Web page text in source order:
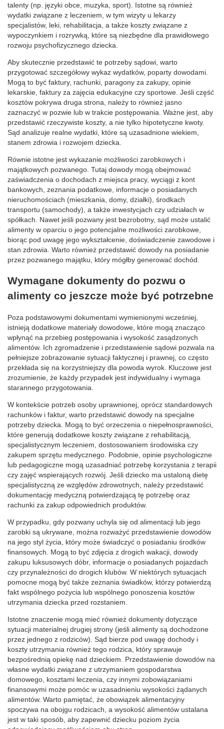
talenty (np. języki obce, muzyka, sport). Istotne są również
wydatki związane z leczeniem, w tym wizyty u lekarzy
specjalistów, leki, rehabilitacja, a także koszty związane z
wypoczynkiem i rozrywką, które są niezbędne dla prawidłowego
rozwoju psychofizycznego dziecka.
Aby skutecznie przedstawić te potrzeby sądowi, warto
przygotować szczegółowy wykaz wydatków, poparty dowodami.
Mogą to być faktury, rachunki, paragony za zakupy, opinie
lekarskie, faktury za zajęcia edukacyjne czy sportowe. Jeśli część
kosztów pokrywa druga strona, należy to również jasno
zaznaczyć w pozwie lub w trakcie postępowania. Ważne jest, aby
przedstawić rzeczywiste koszty, a nie tylko hipotetyczne kwoty.
Sąd analizuje realne wydatki, które są uzasadnione wiekiem,
stanem zdrowia i rozwojem dziecka.
Równie istotne jest wykazanie możliwości zarobkowych i
majątkowych pozwanego. Tutaj dowody mogą obejmować
zaświadczenia o dochodach z miejsca pracy, wyciągi z kont
bankowych, zeznania podatkowe, informacje o posiadanych
nieruchomościach (mieszkania, domy, działki), środkach
transportu (samochody), a także inwestycjach czy udziałach w
spółkach. Nawet jeśli pozwany jest bezrobotny, sąd może ustalić
alimenty w oparciu o jego potencjalne możliwości zarobkowe,
biorąc pod uwagę jego wykształcenie, doświadczenie zawodowe i
stan zdrowia. Warto również przedstawić dowody na posiadanie
przez pozwanego majątku, który mógłby generować dochód.
Wymagane dokumenty do pozwu o
alimenty co jeszcze może być potrzebne
Poza podstawowymi dokumentami wymienionymi wcześniej,
istnieją dodatkowe materiały dowodowe, które mogą znacząco
wpłynąć na przebieg postępowania i wysokość zasądzonych
alimentów. Ich zgromadzenie i przedstawienie sądowi pozwala na
pełniejsze zobrazowanie sytuacji faktycznej i prawnej, co często
przekłada się na korzystniejszy dla powoda wyrok. Kluczowe jest
zrozumienie, że każdy przypadek jest indywidualny i wymaga
starannego przygotowania.
W kontekście potrzeb osoby uprawnionej, oprócz standardowych
rachunków i faktur, warto przedstawić dowody na specjalne
potrzeby dziecka. Mogą to być orzeczenia o niepełnosprawności,
które generują dodatkowe koszty związane z rehabilitacją,
specjalistycznym leczeniem, dostosowaniem środowiska czy
zakupem sprzętu medycznego. Podobnie, opinie psychologiczne
lub pedagogiczne mogą uzasadniać potrzebę korzystania z terapii
czy zajęć wspierających rozwój. Jeśli dziecko ma ustaloną dietę
specjalistyczną ze względów zdrowotnych, należy przedstawić
dokumentację medyczną potwierdzającą tę potrzebę oraz
rachunki za zakup odpowiednich produktów.
W przypadku, gdy pozwany uchyla się od alimentacji lub jego
zarobki są ukrywane, można rozważyć przedstawienie dowodów
na jego styl życia, który może świadczyć o posiadaniu środków
finansowych. Mogą to być zdjęcia z drogich wakacji, dowody
zakupu luksusowych dóbr, informacje o posiadanych pojazdach
czy przynależności do drogich klubów. W niektórych sytuacjach
pomocne mogą być także zeznania świadków, którzy potwierdzą
fakt wspólnego pożycia lub wspólnego ponoszenia kosztów
utrzymania dziecka przed rozstaniem.
Istotne znaczenie mogą mieć również dokumenty dotyczące
sytuacji materialnej drugiej strony (jeśli alimenty są dochodzone
przez jednego z rodziców). Sąd bierze pod uwagę dochody i
koszty utrzymania również tego rodzica, który sprawuje
bezpośrednią opiekę nad dzieckiem. Przedstawienie dowodów na
własne wydatki związane z utrzymaniem gospodarstwa
domowego, kosztami leczenia, czy innymi zobowiązaniami
finansowymi może pomóc w uzasadnieniu wysokości żądanych
alimentów. Warto pamiętać, że obowiązek alimentacyjny
spoczywa na obojgu rodzicach, a wysokość alimentów ustalana
jest w taki sposób, aby zapewnić dziecku poziom życia